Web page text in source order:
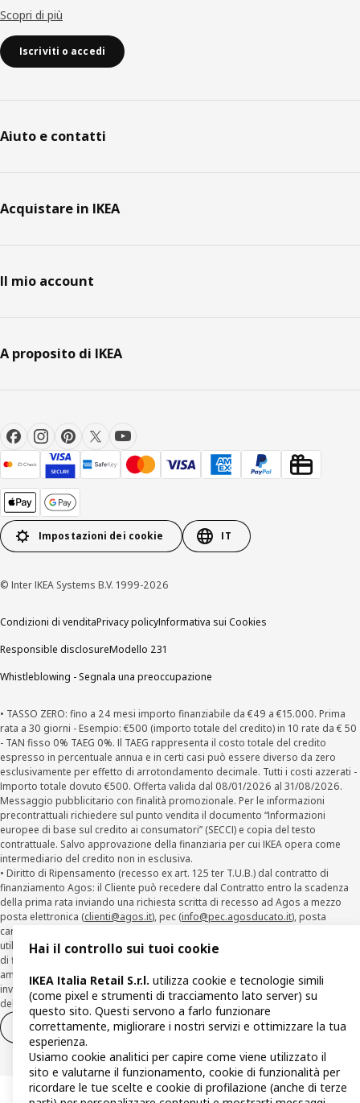
Scopri di più
Iscriviti o accedi
Aiuto e contatti
Acquistare in IKEA
Il mio account
A proposito di IKEA
Impostazioni dei cookie IT
© Inter IKEA Systems B.V. 1999-2026
Condizioni di venditaPrivacy policyInformativa sui Cookies
Responsible disclosureModello 231
Whistleblowing - Segnala una preoccupazione
• TASSO ZERO: fino a 24 mesi importo finanziabile da €49 a €15.000. Prima
rata a 30 giorni - Esempio: €500 (importo totale del credito) in 10 rate da € 50
- TAN fisso 0% TAEG 0%. Il TAEG rappresenta il costo totale del credito
espresso in percentuale annua e in certi casi può essere diverso da zero
esclusivamente per effetto di arrotondamento decimale. Tutti i costi azzerati -
Importo totale dovuto €500. Offerta valida dal 08/01/2026 al 31/08/2026.
Messaggio pubblicitario con finalità promozionale. Per le informazioni
precontrattuali richiedere sul punto vendita il documento “Informazioni
europee di base sul credito ai consumatori” (SECCI) e copia del testo
contrattuale. Salvo approvazione della finanziaria per cui IKEA opera come
intermediario del credito non in esclusiva.
• Diritto di Ripensamento (recesso ex art. 125 ter T.U.B.) dal contratto di
finanziamento Agos: il Cliente può recedere dal Contratto entro la scadenza
della prima rata inviando una richiesta scritta di recesso ad Agos a mezzo
posta elettronica (clienti@agos.it), pec (info@pec.agosducato.it), posta
cartacea (Viale Fulvio Testi, 280 - 20126 Milano) e per via telematica –
utilizzando la funzionalità sul sitowww.agos.it(“Recesso”) - anche per richieste
di finanziamento effettuate con canali a distanza. In caso di pre-
ammortamento, la comunicazione di recesso da parte del Cliente deve essere
inviata, con le modalità di cui sopra entro 30 giorni dalla data di accettazione
della richiesta di finanziamento.
Diritto di recesso
Diritto di recesso per i servizi
Hai il controllo sui tuoi cookie
IKEA Italia Retail S.r.l. utilizza cookie e tecnologie simili
(come pixel e strumenti di tracciamento lato server) su
questo sito. Questi servono a farlo funzionare
correttamente, migliorare i nostri servizi e ottimizzare la tua
esperienza.
Usiamo cookie analitici per capire come viene utilizzato il
sito e valutarne il funzionamento, cookie di funzionalità per
ricordare le tue scelte e cookie di profilazione (anche di terze